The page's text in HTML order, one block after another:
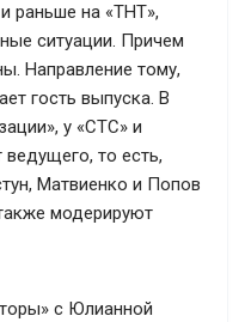
раньше на «ТНТ»,
ситуации. Причем
Направление тому,
гость выпуска. В
у «СТС» и
ведущего, то есть,
Матвиенко и Попов
модерируют
с Юлианной